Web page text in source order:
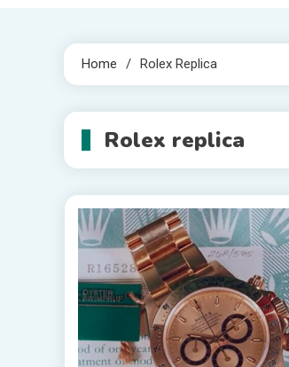
Home Rolex Replica
Rolex replica